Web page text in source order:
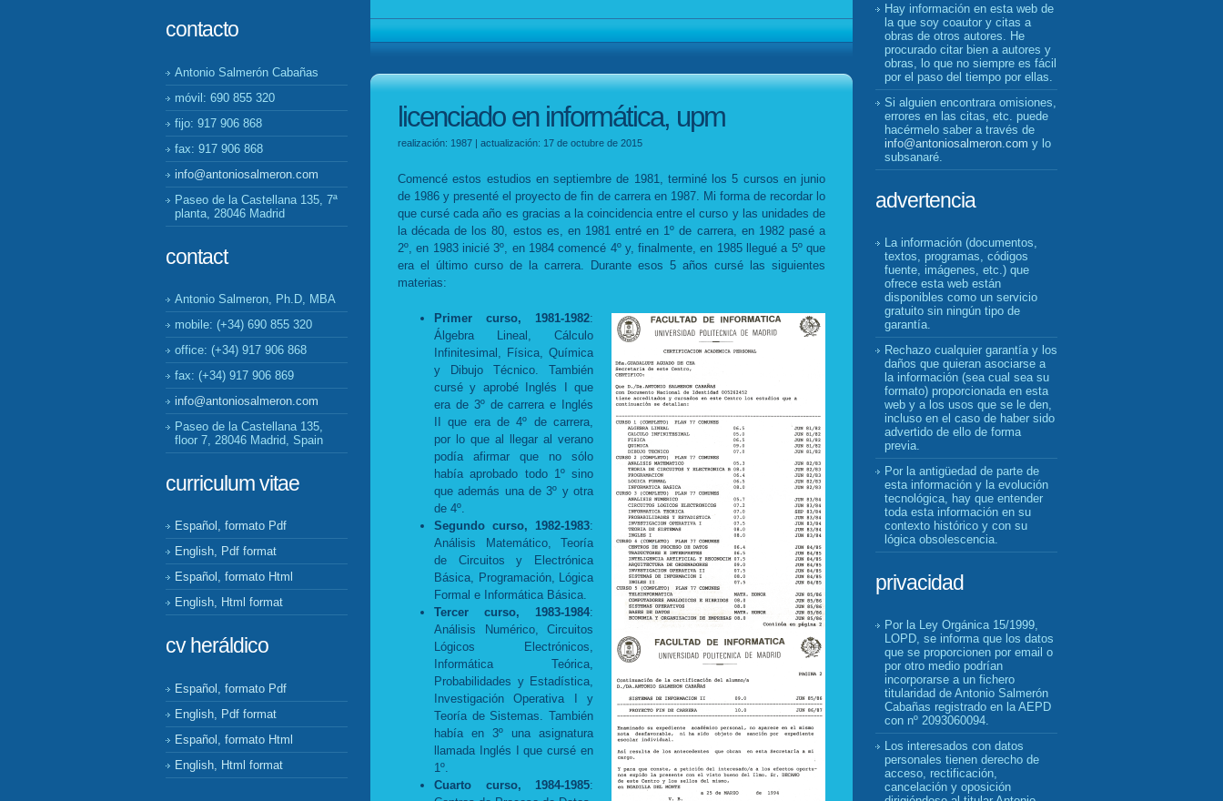
contacto
Antonio Salmerón Cabañas
móvil: 690 855 320
fijo: 917 906 868
fax: 917 906 868
info@antoniosalmeron.com
Paseo de la Castellana 135, 7ª
planta, 28046 Madrid
contact
Antonio Salmeron, Ph.D, MBA
mobile: (+34) 690 855 320
office: (+34) 917 906 868
fax: (+34) 917 906 869
info@antoniosalmeron.com
Paseo de la Castellana 135,
floor 7, 28046 Madrid, Spain
curriculum vitae
Español, formato Pdf
English, Pdf format
Español, formato Html
English, Html format
cv heráldico
Español, formato Pdf
English, Pdf format
Español, formato Html
English, Html format
licenciado en informática, upm
realización: 1987 | actualización: 17 de octubre de 2015
Comencé estos estudios en septiembre de 1981, terminé los 5 cursos en junio
de 1986 y presenté el proyecto de fin de carrera en 1987. Mi forma de recordar lo
que cursé cada año es gracias a la coincidencia entre el curso y las unidades de
la década de los 80, estos es, en 1981 entré en 1º de carrera, en 1982 pasé a
2º, en 1983 inicié 3º, en 1984 comencé 4º y, finalmente, en 1985 llegué a 5º que
era el último curso de la carrera. Durante esos 5 años cursé las siguientes
materias:
Primer curso, 1981-1982:
Álgebra Lineal, Cálculo
Infinitesimal, Física, Química
y Dibujo Técnico. También
cursé y aprobé Inglés I que
era de 3º de carrera e Inglés
II que era de 4º de carrera,
por lo que al llegar al verano
podía afirmar que no sólo
había aprobado todo 1º sino
que además una de 3º y otra
de 4º.
Segundo curso, 1982-1983:
Análisis Matemático, Teoría
de Circuitos y Electrónica
Básica, Programación, Lógica
Formal e Informática Básica.
Tercer curso, 1983-1984:
Análisis Numérico, Circuitos
Lógicos Electrónicos,
Informática Teórica,
Probabilidades y Estadística,
Investigación Operativa I y
Teoría de Sistemas. También
había en 3º una asignatura
llamada Inglés I que cursé en
1º.
Cuarto curso, 1984-1985:
Hay información en esta web de
la que soy coautor y citas a
obras de otros autores. He
procurado citar bien a autores y
obras, lo que no siempre es fácil
por el paso del tiempo por ellas.
Si alguien encontrara omisiones,
errores en las citas, etc. puede
hacérmelo saber a través de
info@antoniosalmeron.com y lo
subsanaré.
advertencia
La información (documentos,
textos, programas, códigos
fuente, imágenes, etc.) que
ofrece esta web están
disponibles como un servicio
gratuito sin ningún tipo de
garantía.
Rechazo cualquier garantía y los
daños que quieran asociarse a
la información (sea cual sea su
formato) proporcionada en esta
web y a los usos que se le den,
incluso en el caso de haber sido
advertido de ello de forma
previa.
Por la antigüedad de parte de
esta información y la evolución
tecnológica, hay que entender
toda esta información en su
contexto histórico y con su
lógica obsolescencia.
privacidad
Por la Ley Orgánica 15/1999,
LOPD, se informa que los datos
que se proporcionen por email o
por otro medio podrían
incorporarse a un fichero
titularidad de Antonio Salmerón
Cabañas registrado en la AEPD
con nº 2093060094.
Los interesados con datos
personales tienen derecho de
acceso, rectificación,
cancelación y oposición